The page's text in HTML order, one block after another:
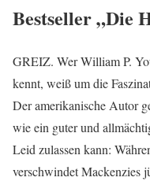
Bestseller „Die
GREIZ. Wer William P.
kennt, weiß um die
Der amerikanische Autor
wie ein guter und
Leid zulassen kann:
verschwindet Mackenzies